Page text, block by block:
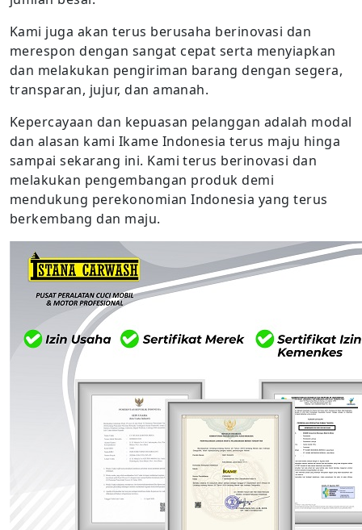
Kami juga akan terus berusaha berinovasi dan
merespon dengan sangat cepat serta menyiapkan
dan melakukan pengiriman barang dengan segera,
transparan, jujur, dan amanah.
Kepercayaan dan kepuasan pelanggan adalah modal
dan alasan kami Ikame Indonesia terus maju hinga
sampai sekarang ini. Kami terus berinovasi dan
melakukan pengembangan produk demi
mendukung perekonomian Indonesia yang terus
berkembang dan maju.